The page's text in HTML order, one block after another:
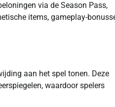
via de Season Pass,
items, gameplay-
aan het spel tonen. Deze
waardoor spelers